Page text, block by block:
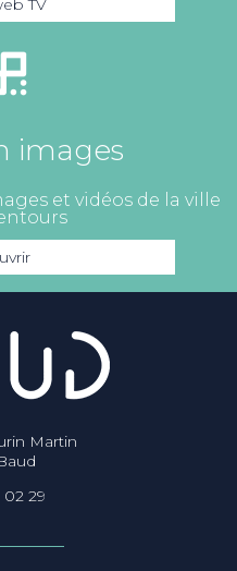
TV
images
et vidéos de la ville
Martin
02 29